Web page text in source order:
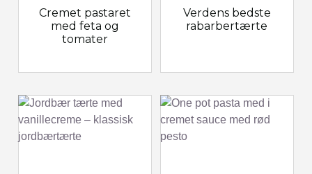
Cremet pastaret
med feta og
tomater
Verdens bedste
rabarbertærte